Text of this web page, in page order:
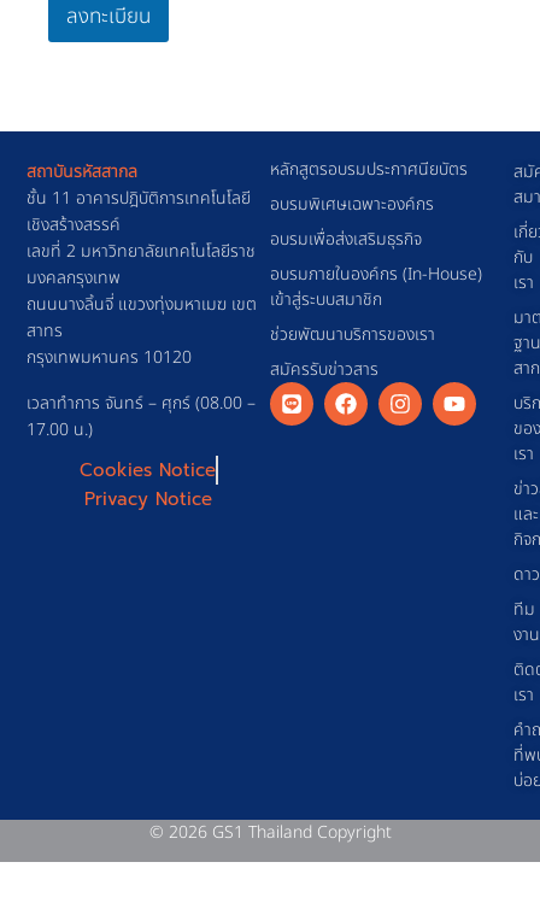
ลงทะเบียน
สมั
สม
เกี่
กับ
เรา
มา
ฐาน
สา
บริ
ของ
เรา
ข่า
และ
กิจ
ดา
ทีม
งาน
ติด
เรา
คำ
ที่พ
บ่อ
หลักสูตรอบรมประกาศนียบัตร
อบรมพิเศษเฉพาะองค์กร
อบรมเพื่อส่งเสริมธุรกิจ
อบรมภายในองค์กร (In-House)
เข้าสู่ระบบสมาชิก
ช่วยพัฒนาบริการของเรา
สมัครรับข่าวสาร
สถาบันรหัสสากล
ชั้น 11 อาคารปฎิบัติการเทคโนโลยี
เชิงสร้างสรรค์
เลขที่ 2 มหาวิทยาลัยเทคโนโลยีราช
มงคลกรุงเทพ
ถนนนางลิ้นจี่ แขวงทุ่งมหาเมฆ เขต
สาทร
กรุงเทพมหานคร 10120
เวลาทำการ จันทร์ – ศุกร์ (08.00 –
17.00 น.)
Cookies Notice
Privacy Notice
© 2026 GS1 Thailand Copyright